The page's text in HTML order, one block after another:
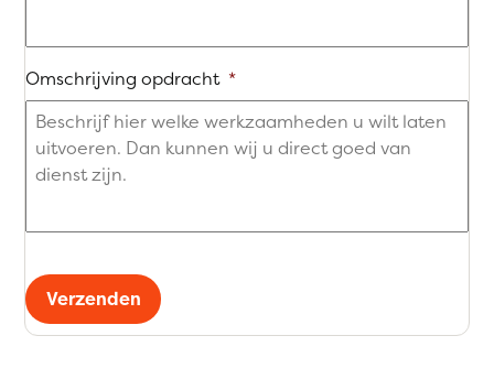
Omschrijving opdracht *
Verzenden